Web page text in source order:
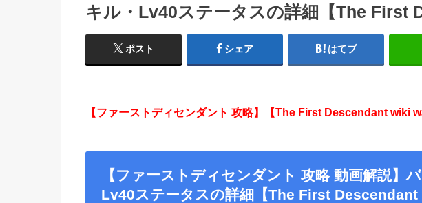
キル・Lv40ステータスの詳細【The First
ポスト シェア はてブ
【ファーストディセンダント 攻略】【The First Descendant wiki
【ファーストディセンダント 攻略 動画解説】
Lv40ステータスの詳細【The First Descendant